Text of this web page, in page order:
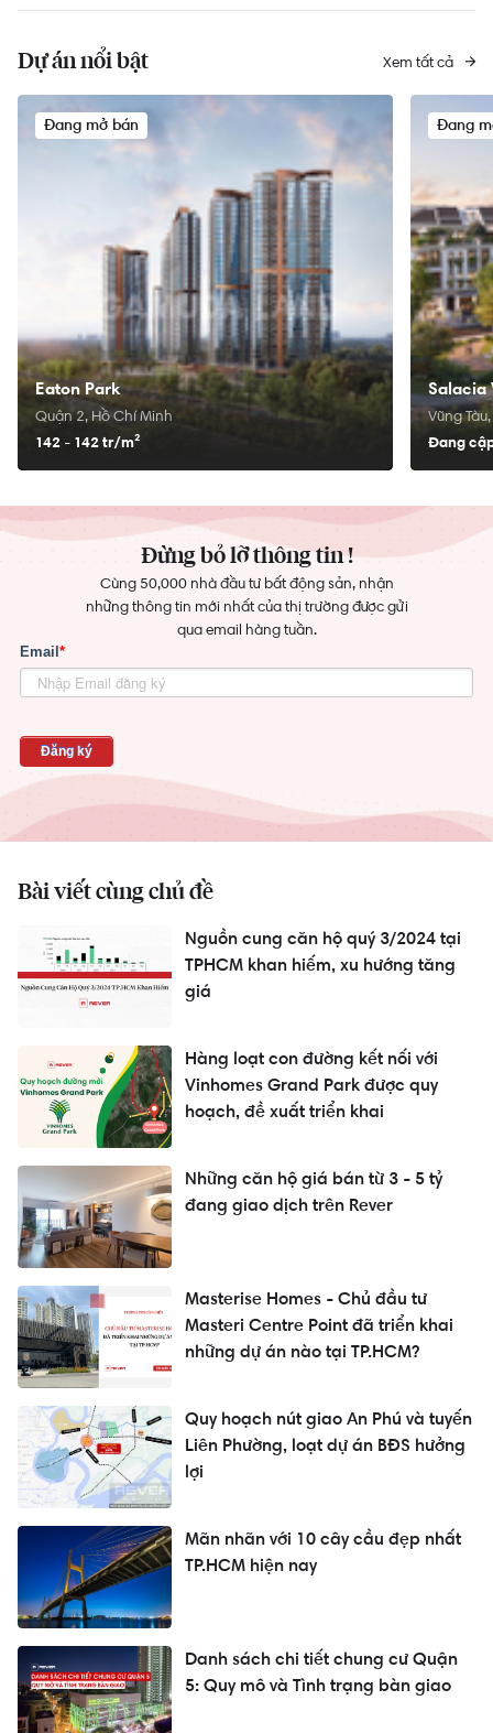
Bài viết cùng chủ đề
Nguồn cung căn hộ quý 3/2024 tại
TPHCM khan hiếm, xu hướng tăng
giá
Hàng loạt con đường kết nối với
Vinhomes Grand Park được quy
hoạch, đề xuất triển khai
Những căn hộ giá bán từ 3 - 5 tỷ
đang giao dịch trên Rever
Masterise Homes - Chủ đầu tư
Masteri Centre Point đã triển khai
những dự án nào tại TP.HCM?
Quy hoạch nút giao An Phú và tuyến
Liên Phường, loạt dự án BĐS hưởng
lợi
Mãn nhãn với 10 cây cầu đẹp nhất
TP.HCM hiện nay
Danh sách chi tiết chung cư Quận
5: Quy mô và Tình trạng bàn giao
Dự án nổi bật Xem tất cả
Đang mở bán
Eaton Park
Quận 2, Hồ Chí Minh
142 - 142 tr/m²
Đang
Salacia
Vũng
Đang
Đừng bỏ lỡ thông tin !
Cùng 50,000 nhà đầu tư bất động sản, nhận
những thông tin mới nhất của thị trường được gửi
qua email hàng tuần.